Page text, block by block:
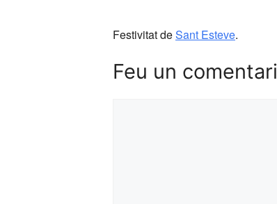
Festivitat deSant Esteve.
Feu un comentari